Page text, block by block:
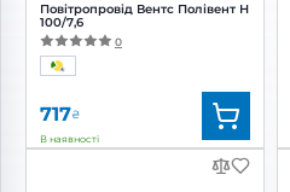
Повітропровід Вентс Полівент Н
100/7,6
0
717₴
В наявності
Вентс